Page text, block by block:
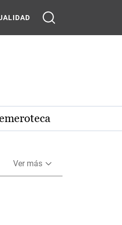
Ver más